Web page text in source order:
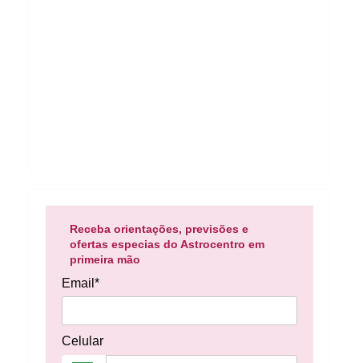
Receba orientações, previsões e
ofertas especias do Astrocentro em
primeira mão
Email*
Celular